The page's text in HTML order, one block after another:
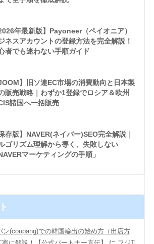
2026年最新版】Payoneer（ペイオニア）
ネスアカウントの登録方法を完全解説！
者でも迷わない手順ガイド
JOOM】旧ソ連EC市場の消費動向と日本製
販売戦略｜わずか1登録でロシア＆欧州
諸国へ一括販売
保存版】NAVER(ネイバー)SEO完全解説｜
ゴリズム理解から導く、失敗しない
NAVERマーケティングの手順」
ン(coupang)での韓国輸出の始め方（出店方